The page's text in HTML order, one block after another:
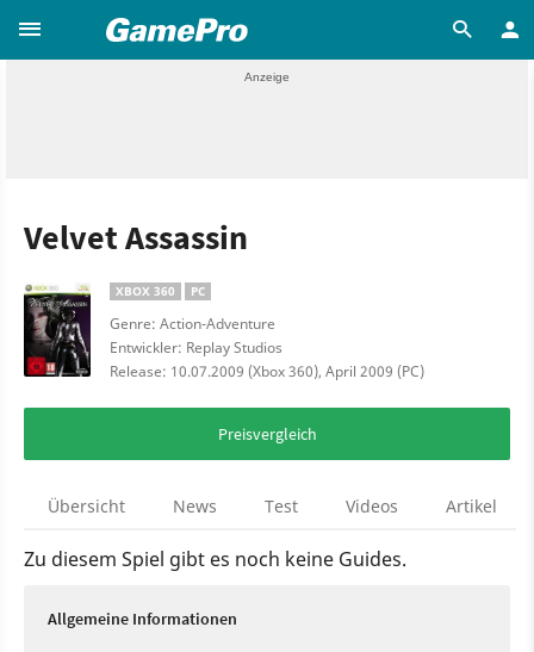
Velvet Assassin
XBOX 360 PC
Genre: Action-Adventure
Entwickler: Replay Studios
Release: 10.07.2009 (Xbox 360), April 2009 (PC)
Preisvergleich
Übersicht News Test Videos Artikel
Zu diesem Spiel gibt es noch keine Guides.
Allgemeine Informationen